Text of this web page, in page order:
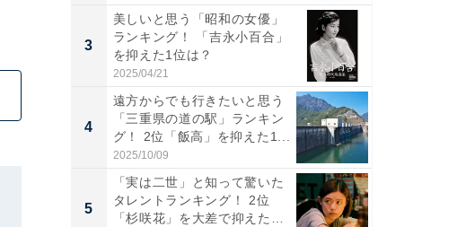
3
美しいと思う「昭和の女優」
ランキング！ 「吉永小百合」
を抑えた1位は？
2025/04/21
4
遠方からでも行きたいと思う
「三重県の道の駅」ランキン
グ！ 2位「飯高」を抑えた1...
2025/10/09
5
「実は二世」と知って驚いた
タレントランキング！ 2位
「杉咲花」を大差で抑えた1